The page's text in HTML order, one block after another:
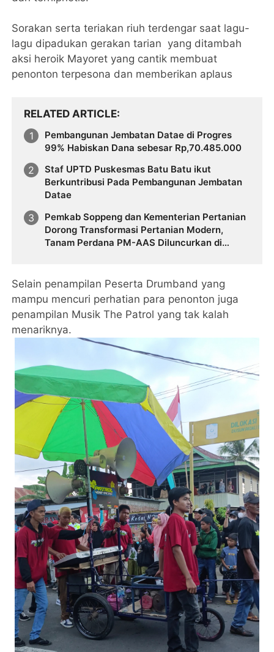
Sorakan serta teriakan riuh terdengar saat lagu-
lagu dipadukan gerakan tarian yang ditambah
aksi heroik Mayoret yang cantik membuat
penonton terpesona dan memberikan aplaus
RELATED ARTICLE
Pembangunan Jembatan Datae di Progres
99% Habiskan Dana sebesar Rp,70.485.000
Staf UPTD Puskesmas Batu Batu ikut
Berkuntribusi Pada Pembangunan Jembatan
Datae
Pemkab Soppeng dan Kementerian Pertanian
Dorong Transformasi Pertanian Modern,
Tanam Perdana PM-AAS Diluncurkan di
Selain penampilan Peserta Drumband yang
mampu mencuri perhatian para penonton juga
penampilan Musik The Patrol yang tak kalah
menariknya.